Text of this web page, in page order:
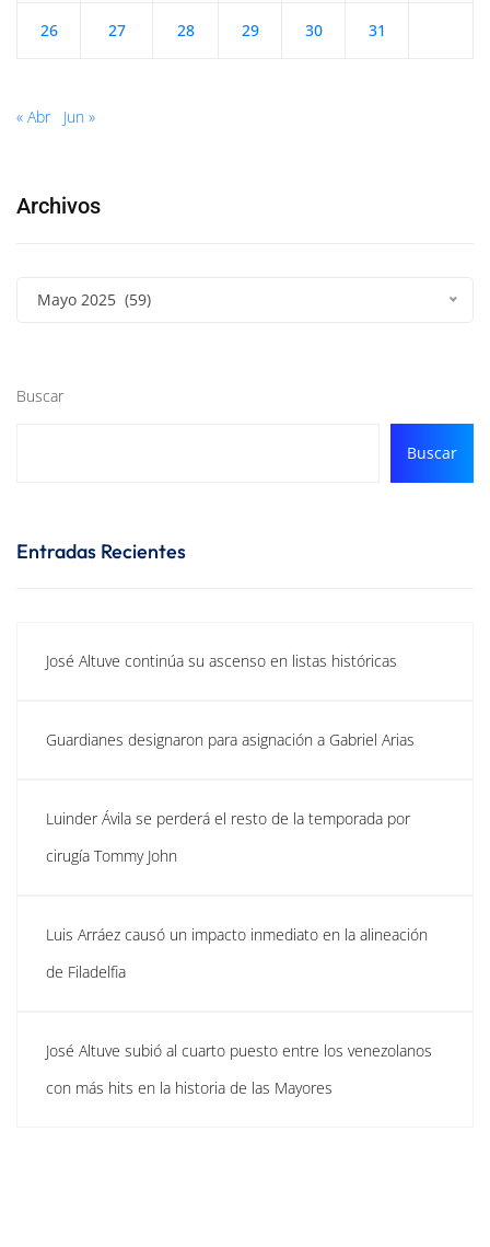
26 27 28 29 30 31
« Abr Jun »
Archivos
Mayo 2025 (59)
Buscar
Buscar
Entradas Recientes
José Altuve continúa su ascenso en listas históricas
Guardianes designaron para asignación a Gabriel Arias
Luinder Ávila se perderá el resto de la temporada por
cirugía Tommy John
Luis Arráez causó un impacto inmediato en la alineación
de Filadelfia
José Altuve subió al cuarto puesto entre los venezolanos
con más hits en la historia de las Mayores